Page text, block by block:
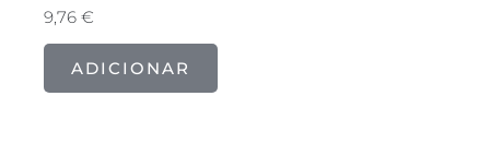
9,76€
ADICIONAR